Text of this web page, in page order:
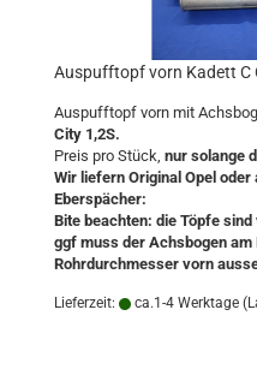
Auspufftopf vorn Kadett C
Auspufftopf vorn mit
City 1,2S.
Preis pro Stück, nur solange
Wir liefern Original Opel
Eberspächer:
Bite beachten: die Töpfe
ggf muss der Achsbogen
Rohrdurchmesser vorn
Lieferzeit: ca.1-4 Werktage